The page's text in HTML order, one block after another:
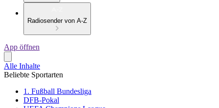
Radiosender von A-Z
App öffnen
Alle Inhalte
Beliebte Sportarten
1. Fußball Bundesliga
DFB-Pokal